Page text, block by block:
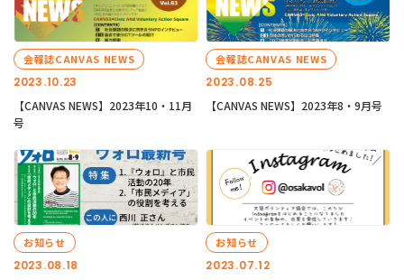
2023.10.23
会報誌CANVAS NEWS
【CANVAS NEWS】2023年10・11月
号
2023.08.25
会報誌CANVAS NEWS
【CANVAS NEWS】2023年8・9月号
2023.08.18
お知らせ
2023.07.12
お知らせ